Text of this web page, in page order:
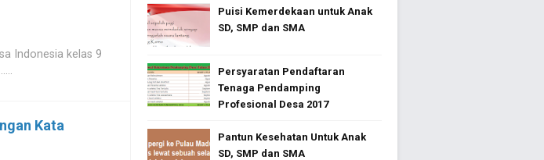
Indonesia kelas 9
Kata
Puisi Kemerdekaan untuk Anak
SD, SMP dan SMA
Persyaratan Pendaftaran
Tenaga Pendamping
Profesional Desa 2017
Pantun Kesehatan Untuk Anak
SD, SMP dan SMA